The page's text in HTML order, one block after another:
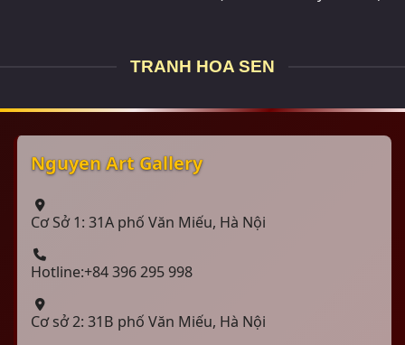
TRANH HOA SEN
Nguyen Art Gallery
Cơ Sở 1: 31A phố Văn Miếu, Hà Nội
Hotline:+84 396 295 998
Cơ sở 2: 31B phố Văn Miếu, Hà Nội